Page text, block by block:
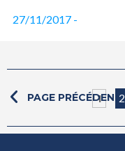
27/11/2017 -
PAGE PRÉCÉDENTE
1 2